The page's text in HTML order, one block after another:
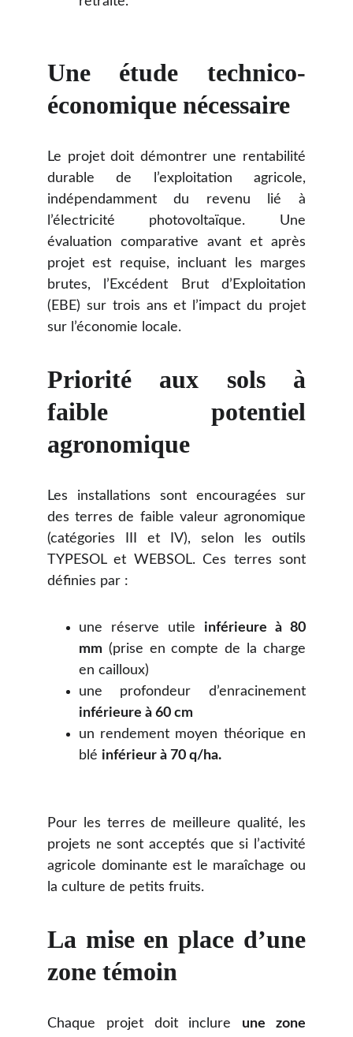
Une étude technico-
économique nécessaire
Le projet doit démontrer une rentabilité
durable de l’exploitation agricole,
indépendamment du revenu lié à
l’électricité photovoltaïque. Une
évaluation comparative avant et après
projet est requise, incluant les marges
brutes, l’Excédent Brut d’Exploitation
(EBE) sur trois ans et l’impact du projet
sur l’économie locale.
Priorité aux sols à
faible potentiel
agronomique
Les installations sont encouragées sur
des terres de faible valeur agronomique
(catégories III et IV), selon les outils
TYPESOL et WEBSOL. Ces terres sont
définies par :
une réserve utile inférieure à 80
mm (prise en compte de la charge
en cailloux)
une profondeur d’enracinement
inférieure à 60 cm
un rendement moyen théorique en
blé inférieur à 70 q/ha.
Pour les terres de meilleure qualité, les
projets ne sont acceptés que si l’activité
agricole dominante est le maraîchage ou
la culture de petits fruits.
La mise en place d’une
zone témoin
Chaque projet doit inclure une zone